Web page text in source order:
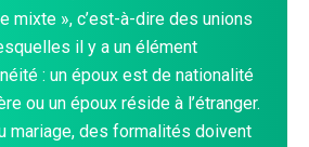
mixte », c’est-à-dire des unions
il y a un élément
: un époux est de nationalité
ou un époux réside à l’étranger.
mariage, des formalités doivent